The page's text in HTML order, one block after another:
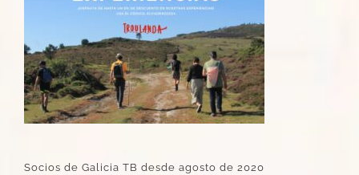
Socios de Galicia TB desde agosto de 2020